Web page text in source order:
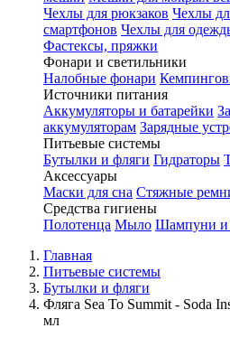
Чехлы для рюкзаков Чехлы
смартфонов Чехлы для
Фастексы, пряжки
Фонари и светильники
Налобные фонари
Источники питания
Аккумуляторы и батарейки
аккумуляторам Зарядные
Питьевые системы
Бутылки и фляги Гидраторы
Аксессуары
Маски для сна Стяжные
Средства гигиены
Полотенца Мыло Шампуни и
Главная
Питьевые системы
Бутылки и фляги
Фляга Sea To Summit - Soda
мл